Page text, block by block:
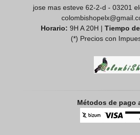
jose mas esteve 62-2-d - 03201
Horario: 9H A 20H | Tiempo
(*) Precios con
Métodos de pago